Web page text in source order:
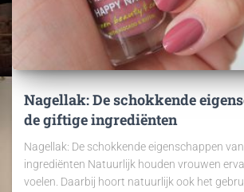
Nagellak: De schokkende
de giftige ingrediënten
Nagellak: De schokkende eigenschappen
ingrediënten Natuurlijk houden vrouwen
voelen. Daarbij hoort natuurlijk ook het